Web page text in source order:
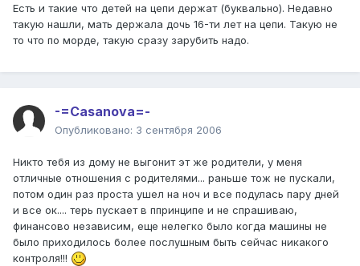
Есть и такие что детей на цепи держат (буквально). Недавно
такую нашли, мать держала дочь 16-ти лет на цепи. Такую не
то что по морде, такую сразу зарубить надо.
-=Casanova=-
Опубликовано: 3 сентября 2006
Никто тебя из дому не выгонит эт же родители, у меня
отличные отношения с родителями... раньше тож не пускали,
потом один раз проста ушел на ноч и все подулась пару дней
и все ок.... терь пускает в ппринципе и не спрашиваю,
финансово независим, еще нелегко было когда машины не
было приходилось более послушным быть сейчас никакого
контроля!!!